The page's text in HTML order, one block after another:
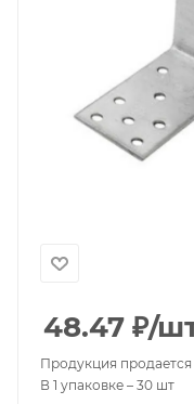
48.47 ₽/
Продукция
В 1 упаковке – 30 шт